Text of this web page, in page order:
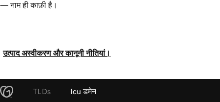
— नाम ही काफ़ी है।
उत्पाद अस्वीकरण और कानूनी नीतियां।
TLDs Icu डमेन